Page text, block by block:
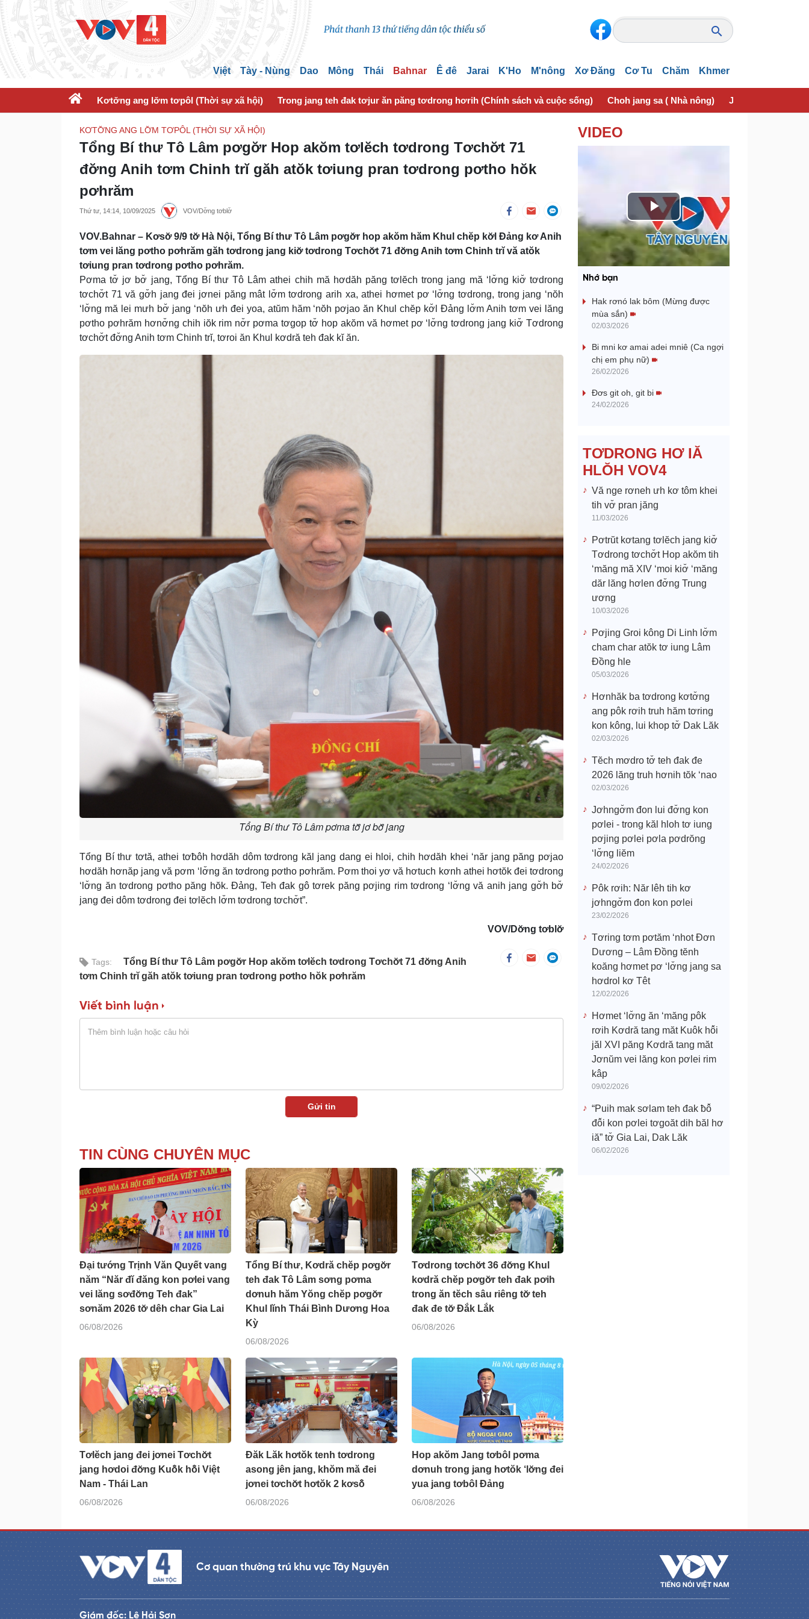
Việt Tày - Nùng Dao Mông Thái Bahnar Ê đê Jarai K'Ho M'nông Xơ Đăng Cơ Tu Chăm Khmer
Kơtơ̆ng ang lơ̆m tơpôl (Thời sự xã hội) Trong jang teh đak tơjur ăn păng tơdrong hơrih (Chính sách và cuộc sống) Choh jang sa ( Nhà nông) Jơhngơ̆m pran
KƠTƠ̆NG ANG LƠ̆M TƠPÔL (THỜI SỰ XÃ HỘI)
Tổng Bí thư Tô Lâm pơgơ̆r Hop akŏm tơlĕch tơdrong Tơchơ̆t 71
đơ̆ng Anih tơm Chinh trĭ găh atŏk tơiung pran tơdrong pơtho hŏk
pơhrăm
Thứ tư, 14:14, 10/09/2025 VOV/Dơ̆ng tơblơ̆
VOV.Bahnar – Kơsơ̆ 9/9 tơ̆ Hà Nội, Tổng Bí thư Tô Lâm pơgơ̆r hop akŏm hăm Khul chĕp kơ̆l Đảng kơ Anih
tơm vei lăng pơtho pơhrăm găh tơdrong jang kiơ̆ tơdrong Tơchơ̆t 71 đơ̆ng Anih tơm Chinh trĭ vă atŏk
tơiung pran tơdrong pơtho pơhrăm.
Pơma tơ̆ jơ bơ̆ jang, Tổng Bí thư Tô Lâm athei chih mă hơdăh păng tơlĕch trong jang mă ‘lơ̆ng kiơ̆ tơdrong
tơchơ̆t 71 vă gơ̆h jang đei jơnei păng mât lơ̆m tơdrong arih xa, athei hơmet pơ ‘lơ̆ng tơdrong, trong jang ‘nŏh
‘lơ̆ng mă lei mưh bơ̆ jang ‘nŏh ưh đei yoa, atŭm hăm ‘nŏh pơjao ăn Khul chĕp kơ̆l Đảng lơ̆m Anih tơm vei lăng
pơtho pơhrăm hơnơ̆ng chih iŏk rim nơ̆r pơma tơgop tơ̆ hop akŏm vă hơmet pơ ‘lơ̆ng tơdrong jang kiơ̆ Tơdrong
tơchơ̆t đơ̆ng Anih tơm Chinh trĭ, tơroi ăn Khul kơdră teh đak kĭ ăn.
Tổng Bí thư Tô Lâm pơma tơ̆ jơ bơ̆ jang
Tổng Bí thư tơtă, athei tơƀôh hơdăh dôm tơdrong kăl jang dang ei hloi, chih hơdăh khei ‘năr jang păng pơjao
hơdăh hơnăp jang vă pơm ‘lơ̆ng ăn tơdrong pơtho pơhrăm. Pơm thoi yơ vă hơtuch kơnh athei hơtŏk đei tơdrong
‘lơ̆ng ăn tơdrong pơtho păng hŏk. Đảng, Teh đak gô tơrek păng pơjing rim tơdrong ‘lơ̆ng vă anih jang gơ̆h bơ̆
jang đei dôm tơdrong đei tơlĕch lơ̆m tơdrong tơchơ̆t”.
VOV/Dơ̆ng tơblơ̆
Tags:
Tổng Bí thư Tô Lâm pơgơ̆r Hop akŏm tơlĕch tơdrong Tơchơ̆t 71 đơ̆ng Anih
tơm Chinh trĭ găh atŏk tơiung pran tơdrong pơtho hŏk pơhrăm
Viết bình luận
TIN CÙNG CHUYÊN MỤC
Đại tướng Trịnh Văn Quyết vang
năm “Năr đĭ đăng kon pơlei vang
vei lăng sơđơ̆ng Teh đak”
sơnăm 2026 tơ̆ dêh char Gia Lai
06/08/2026
Tổng Bí thư, Kơdră chĕp pơgơ̆r
teh đak Tô Lâm sơng pơma
dơnuh hăm Yŏng chĕp pơgơ̆r
Khul lĭnh Thái Bình Dương Hoa
Kỳ
06/08/2026
Tơdrong tơchơ̆t 36 đơ̆ng Khul
kơdră chĕp pơgơ̆r teh đak pơih
trong ăn tĕch sâu riêng tơ̆ teh
đak đe tơ̆ Đắk Lắk
06/08/2026
Tơlĕch jang đei jơnei Tơchơ̆t
jang hơdoi đơ̆ng Kuô̆k hô̆i Việt
Nam - Thái Lan
06/08/2026
Đăk Lăk hơtŏk tenh tơdrong
asong jên jang, khŏm mă đei
jơnei tơchơ̆t hơtŏk 2 kơsô̆
06/08/2026
Hop akŏm Jang tơbôl pơma
dơnuh trong jang hơtŏk ‘lơ̆ng đei
yua jang tơbôl Đảng
06/08/2026
VIDEO
P
l
y
i
Nhớ bạn
Hak rơnó lak bôm (Mừng được
mùa sắn)
02/03/2026
Bi mni kơ amai adei mniê (Ca ngợi
chị em phụ nữ)
26/02/2026
Đơs git oh, git bi
24/02/2026
TƠDRONG HƠ IĂ
HLŎH VOV4
Vă nge rơneh ưh kơ tôm khei
tih vơ̆ pran jăng
11/03/2026
Pơtrŭt kơtang tơlĕch jang kiơ̆
Tơdrong tơchơ̆t Hop akŏm tih
‘măng mă XIV ‘moi kiơ̆ ‘măng
dăr lăng hơlen đơ̆ng Trung
ương
10/03/2026
Pơjing Groi kông Di Linh lơ̆m
cham char atŏk tơ iung Lâm
Đồng hle
05/03/2026
Hơnhăk ba tơdrong kơtơ̆ng
ang pôk rơih truh hăm tơring
kon kông, lui khop tơ̆ Dak Lăk
02/03/2026
Tĕch mơdro tơ̆ teh đak đe
2026 lăng truh hơnih tŏk ‘nao
02/03/2026
Jơhngơ̆m đon lui đơ̆ng kon
pơlei - trong kăl hloh tơ iung
pơjing pơlei pơla pơdrŏng
‘lơ̆ng liĕm
24/02/2026
Pôk rơih: Năr lêh tih kơ
jơhngơ̆m đon kon pơlei
23/02/2026
Tơring tơm pơtăm ‘nhot Đơn
Dương – Lâm Đồng tĕnh
koăng hơmet pơ ‘lơ̆ng jang sa
hơdrol kơ Têt
12/02/2026
Hơmet ‘lơ̆ng ăn ‘măng pôk
rơih Kơdră tang măt Kuôk hô̆i
jăl XVI păng Kơdră tang măt
Jơnŭm vei lăng kon pơlei rim
kâp
09/02/2026
“Puih mak sơlam teh đak ƀô̆
đô̆i kon pơlei tơgoăt dih băl hơ
iă” tơ̆ Gia Lai, Dak Lăk
06/02/2026
Cơ quan thường trú khu vực Tây Nguyên
Giám đốc: Lê Hải Sơn